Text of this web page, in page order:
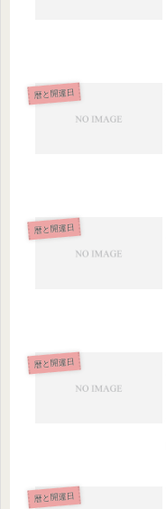
暦と開運日
暦と開運日
暦と開運日
暦と開運日